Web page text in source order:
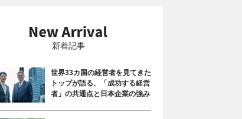
新着記事
世界33カ国の経営者を見てきた
トップが語る、「成功する経営
者」の共通点と日本企業の強み